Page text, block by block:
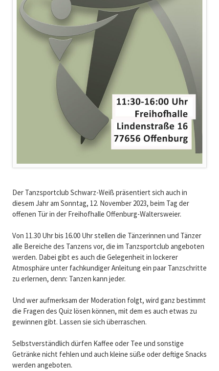
Der Tanzsportclub Schwarz-Weiß präsentiert sich auch in
diesem Jahr am Sonntag, 12. November 2023, beim Tag der
offenen Tür in der Freihofhalle Offenburg-Waltersweier.
Von 11.30 Uhr bis 16.00 Uhr stellen die Tänzerinnen und Tänzer
alle Bereiche des Tanzens vor, die im Tanzsportclub angeboten
werden. Dabei gibt es auch die Gelegenheit in lockerer
Atmosphäre unter fachkundiger Anleitung ein paar Tanzschritte
zu erlernen, denn: Tanzen kann jeder.
Und wer aufmerksam der Moderation folgt, wird ganz bestimmt
die Fragen des Quiz lösen können, mit dem es auch etwas zu
gewinnen gibt. Lassen sie sich überraschen.
Selbstverständlich dürfen Kaffee oder Tee und sonstige
Getränke nicht fehlen und auch kleine süße oder deftige Snacks
werden angeboten.